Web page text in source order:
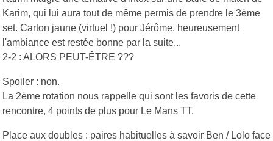
Karim, qui lui aura tout de même permis de prendre le 3ème
set. Carton jaune (virtuel !) pour Jérôme, heureusement
l'ambiance est restée bonne par la suite...
2-2 : ALORS PEUT-ÊTRE ???
Spoiler : non.
La 2ème rotation nous rappelle qui sont les favoris de cette
rencontre, 4 points de plus pour Le Mans TT.
Place aux doubles : paires habituelles à savoir Ben / Lolo face